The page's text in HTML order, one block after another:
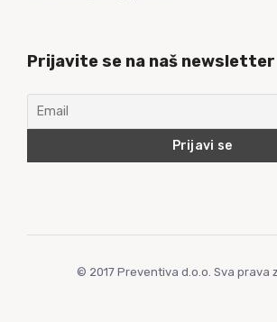
Prijavite se na naš newsletter
© 2017 Preventiva d.o.o. Sva prava